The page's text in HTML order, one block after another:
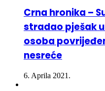
Crna hronika –
stradao pješak
osoba
nesreće
6. Aprila 2021.